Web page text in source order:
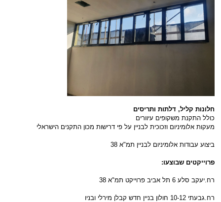
חלונות קליל, דלתות ותריסים
כולל התקנת משקופים עיוורים
מעקות אלומיניום וזכוכית לבניין על פי דרישות מכון התקנים הישראלי
ביצוע עבודות אלומיניום לבניין תמ"א 38
פרוייקטים שבוצעו:
רח.יעקב סלע 6 תל אביב פרוייקט תמ"א 38
רח.גבעתי 10-12 חולון בניין חדש קבלן מירלי ובניו